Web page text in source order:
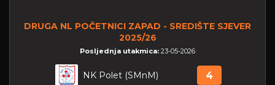
DRUGA NL POČETNICI ZAPAD - SREDIŠTE SJEVER
2025/26
Posljednja utakmica: 23-05-2026
NK Polet (SMnM) 4